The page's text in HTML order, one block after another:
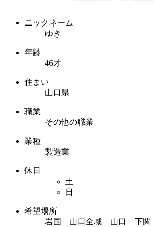
ニックネーム
ゆき
年齢
46才
住まい
山口県
職業
その他の職業
業種
製造業
休日
土
日
希望場所
岩国 山口全域 山口 下